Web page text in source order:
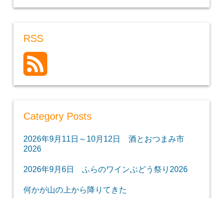
RSS
Category Posts
2026年9月11日～10月12日 酒とおつまみ市
2026
2026年9月6日 ふらのワインぶどう祭り2026
何かが山の上から降りてきた